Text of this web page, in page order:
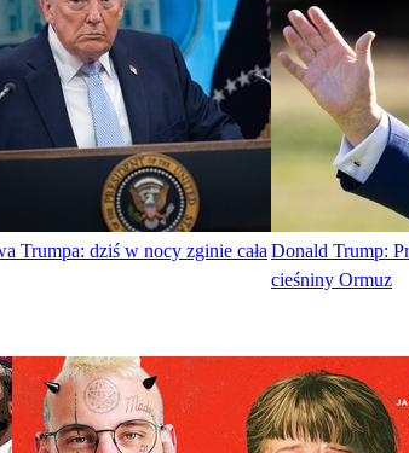
Trumpa: dziś w nocy zginie cała Donald Trump:
cieśniny Ormuz